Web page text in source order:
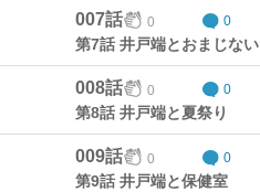
007話 0 0
第7話 井戸端とおまじない
008話 0 0
第8話 井戸端と夏祭り
009話 0 0
第9話 井戸端と保健室